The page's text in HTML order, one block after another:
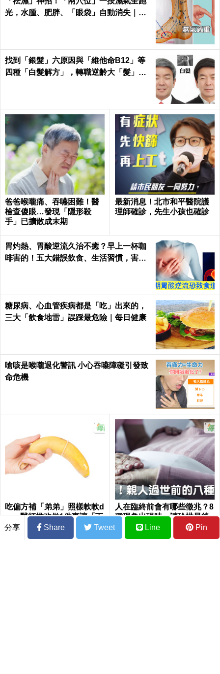
光，水腫、肥胖、「眼袋」自動消失｜每
找到「銀髮」六原因與「維他命B12」等
四種「白髮解方」，轉職逆齡大「髮」
爸爸喉嚨痛、吞嚥困難！醫
檢查傻眼…發現「隱形殺
手」已擴散成末期
最新消息！北市和平醫院護
理師確診，先生小孩也確診
胃灼熱、胃酸逆流久治不癒？早上一杯咖
啡害的！五大錯誤飲食、生活習慣，害你
糖尿病、心血管疾病都是「吃」出來的，
三大「飲食地雷」誤踩最危險｜每日健康
嗆咳是喉嚨退化警訊 小心吞嚥障礙引發致
命危機
吃偏方補「弟弟」照樣軟軟d
er 醫師推改做1件事讓「下
半身」有如神柱
人在臨終前會有哪些徵兆？8
種現象出現時，請珍惜最後
的相處時光｜每日健康 Healt
分享 Share Tweet Line Pin